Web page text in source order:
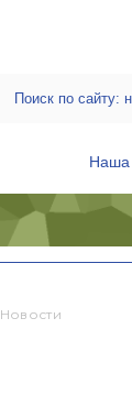
Наша
Новости